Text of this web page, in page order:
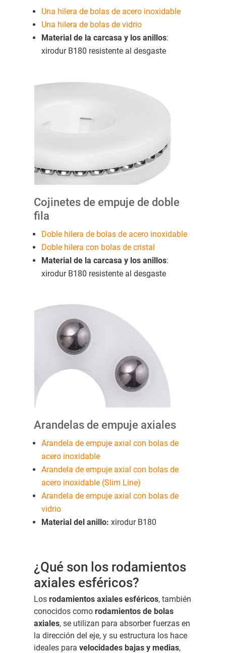
Una hilera de bolas de acero inoxidable
Una hilera de bolas de vidrio
Material de la carcasa y los anillos:
xirodur B180 resistente al desgaste
Cojinetes de empuje de doble
fila
Doble hilera de bolas de acero inoxidable
Doble hilera con bolas de cristal
Material de la carcasa y los anillos:
xirodur B180 resistente al desgaste
Arandelas de empuje axiales
Arandela de empuje axial con bolas de
acero inoxidable
Arandela de empuje axial con bolas de
acero inoxidable (Slim Line)
Arandela de empuje axial con bolas de
vidrio
Material del anillo: xirodur B180
¿Qué son los rodamientos
axiales esféricos?
Los rodamientos axiales esféricos, también
conocidos como rodamientos de bolas
axiales, se utilizan para absorber fuerzas en
la dirección del eje, y su estructura los hace
ideales para velocidades bajas y medias,